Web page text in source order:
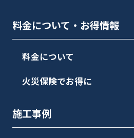
料金について・お得情報
料金について
火災保険でお得に
施工事例